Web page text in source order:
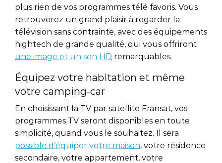
plus rien de vos programmes télé favoris. Vous
retrouverez un grand plaisir à regarder la
télévision sans contrainte, avec des équipements
hightech de grande qualité, qui vous offriront
une image et un son HD remarquables.
Équipez votre habitation et même
votre camping-car
En choisissant la TV par satellite Fransat, vos
programmes TV seront disponibles en toute
simplicité, quand vous le souhaitez. Il sera
possible d’équiper votre maison, votre résidence
secondaire, votre appartement, votre